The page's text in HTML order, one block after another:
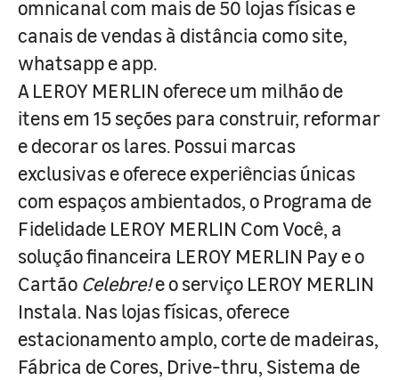
omnicanal com mais de 50 lojas físicas e
canais de vendas à distância como site,
whatsapp e app.
A LEROY MERLIN oferece um milhão de
itens em 15 seções para construir, reformar
e decorar os lares. Possui marcas
exclusivas e oferece experiências únicas
com espaços ambientados, o Programa de
Fidelidade LEROY MERLIN Com Você, a
solução financeira LEROY MERLIN Pay e o
Cartão Celebre!e o serviço LEROY MERLIN
Instala. Nas lojas físicas, oferece
estacionamento amplo, corte de madeiras,
Fábrica de Cores, Drive-thru, Sistema de